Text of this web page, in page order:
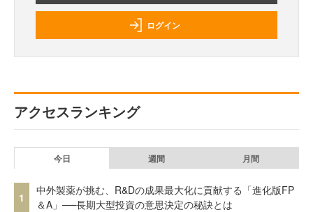
ログイン
アクセスランキング
今日 週間 月間
1
中外製薬が挑む、R&Dの成果最大化に貢献する「進化版FP
＆A」──長期大型投資の意思決定の秘訣とは